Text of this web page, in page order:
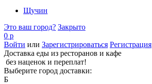
Щучин
Это ваш город? Закрыто
0 р
Войти или Зарегистрироваться Регистрация
Доставка еды из ресторанов и кафе
без наценок и переплат!
Выберите город доставки:
Б